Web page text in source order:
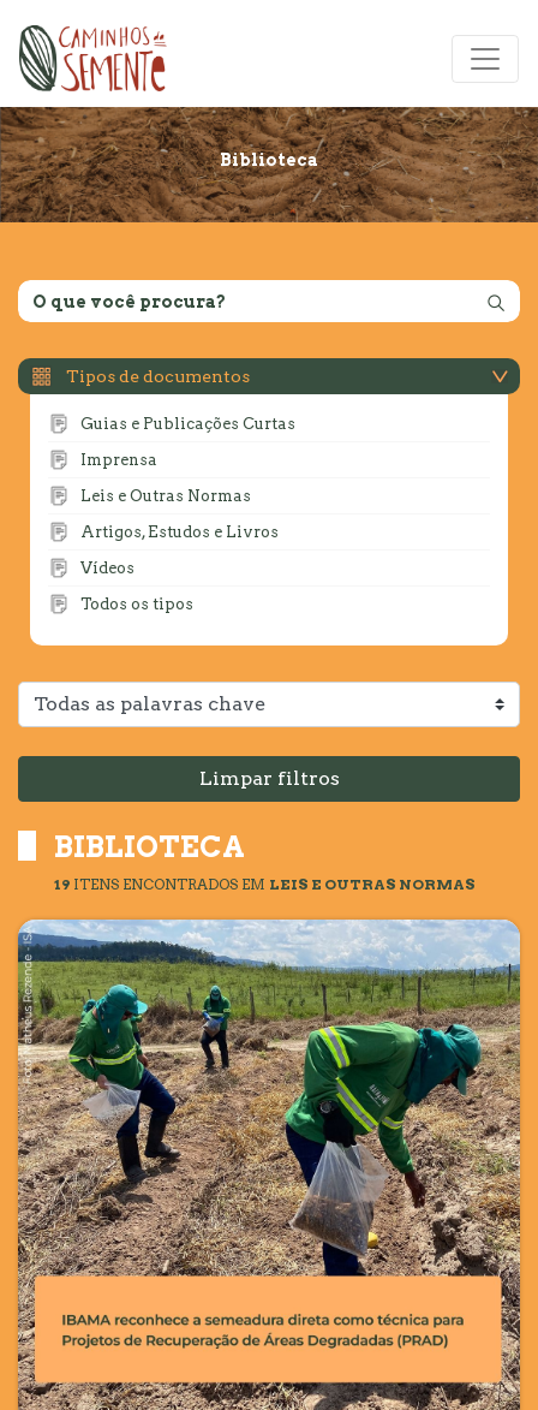
Biblioteca
Tipos de documentos
Guias e Publicações Curtas
Imprensa
Leis e Outras Normas
Artigos, Estudos e Livros
Vídeos
Todos os tipos
Limpar filtros
BIBLIOTECA
19 ITENS ENCONTRADOS EM LEIS E OUTRAS NORMAS